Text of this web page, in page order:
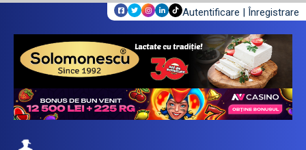
Autentificare | Înregistrare